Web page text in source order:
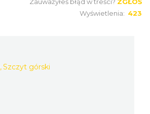
Wyświetlenia: 423
,Szczyt górski